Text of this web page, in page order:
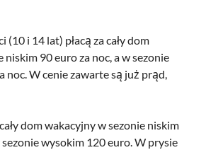
(10 i 14 lat) płacą za cały dom
niskim 90 euro za noc, a w sezonie
noc. W cenie zawarte są już prąd,
dom wakacyjny w sezonie niskim
sezonie wysokim 120 euro. W prysie